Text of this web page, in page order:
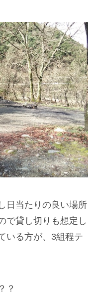
日当たりの良い場所
で貸し切りも想定し
いる方が、3組程テ
？